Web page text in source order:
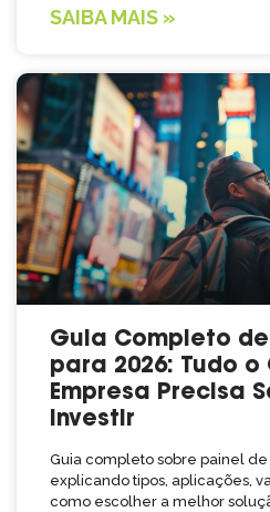
SAIBA MAIS »
Guia Completo de
para 2026: Tudo o
Empresa Precisa
Investir
Guia completo sobre painel de
explicando tipos, aplicações,
como escolher a melhor